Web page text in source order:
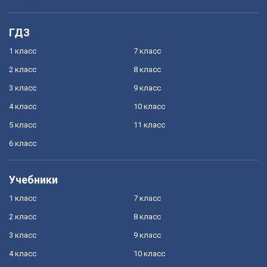
ГДЗ
1 класс
2 класс
3 класс
4 класс
5 класс
6 класс
7 класс
8 класс
9 класс
10 класс
11 класс
Учебники
1 класс
2 класс
3 класс
4 класс
7 класс
8 класс
9 класс
10 класс